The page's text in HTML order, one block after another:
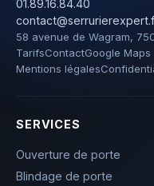
01.89.16.84.40
58 avenue de Wagram,
TarifsContactGoogle Maps
Mentions légales
SERVICES
Ouverture de porte
Blindage de porte